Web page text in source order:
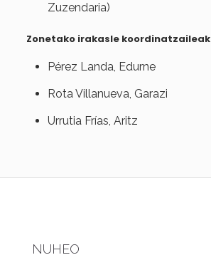
Zuzendaria)
Zonetako irakasle koordinatzaileak
Pérez Landa, Edurne
Rota Villanueva, Garazi
Urrutia Frías, Aritz
NUHEO